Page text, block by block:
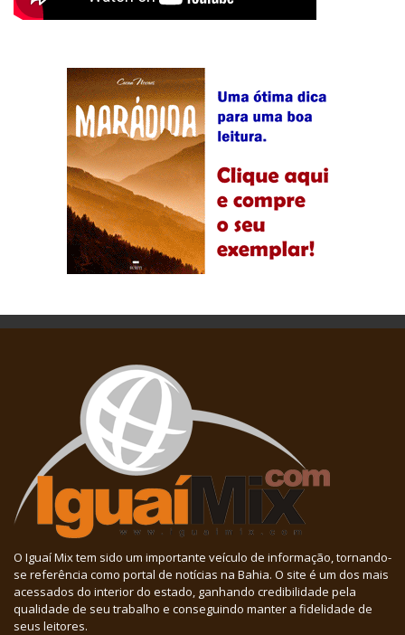
O Iguaí Mix tem sido um importante veículo de informação, tornando-
se referência como portal de notícias na Bahia. O site é um dos mais
acessados do interior do estado, ganhando credibilidade pela
qualidade de seu trabalho e conseguindo manter a fidelidade de
seus leitores.